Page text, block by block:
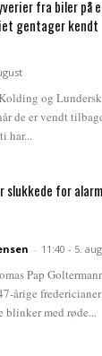
fra biler på
gentager kendt
og
de er vendt
har...
slukkede for
- 11:40 - 5.
Pap
årige
blinker med røde...